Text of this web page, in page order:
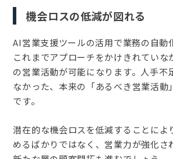
機会ロスの低減が図れる
AI営業支援ツールの活用で業務の自動
これまでアプローチをかけきれていな
の営業活動が可能になります。人手不
なかった、本来の「あるべき営業活動
です。
潜在的な機会ロスを低減することによ
めるばかりではなく、営業力が強化さ